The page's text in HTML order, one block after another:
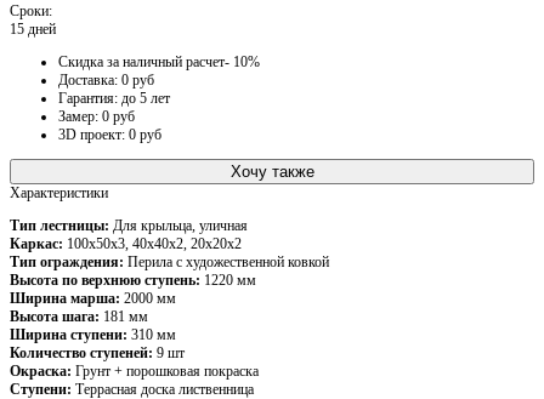
Сроки:
15 дней
Скидка за наличный расчет- 10%
Доставка: 0 руб
Гарантия: до 5 лет
Замер: 0 руб
3D проект: 0 руб
Хочу также
Характеристики
Тип лестницы: Для крыльца, уличная
Каркас: 100х50х3, 40х40х2, 20х20х2
Тип ограждения: Перила с художественной ковкой
Высота по верхнюю ступень: 1220 мм
Ширина марша: 2000 мм
Высота шага: 181 мм
Ширина ступени: 310 мм
Количество ступеней: 9 шт
Окраска: Грунт + порошковая покраска
Ступени: Террасная доска лиственница